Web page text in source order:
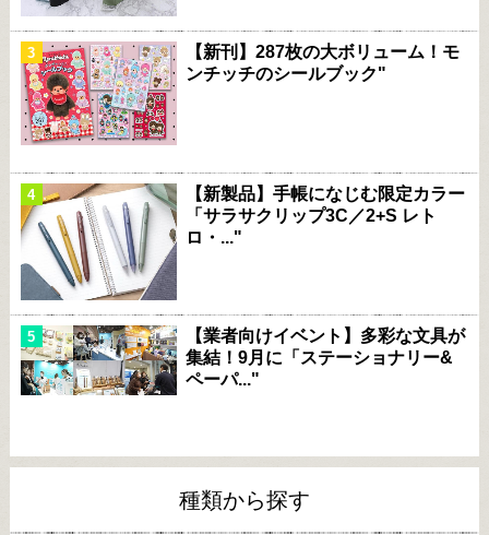
【新刊】287枚の大ボリューム！モ
ンチッチのシールブック"
【新製品】手帳になじむ限定カラー
「サラサクリップ3C／2+S レト
ロ・..."
【業者向けイベント】多彩な文具が
集結！9月に「ステーショナリー&
ペーパ..."
種類から探す